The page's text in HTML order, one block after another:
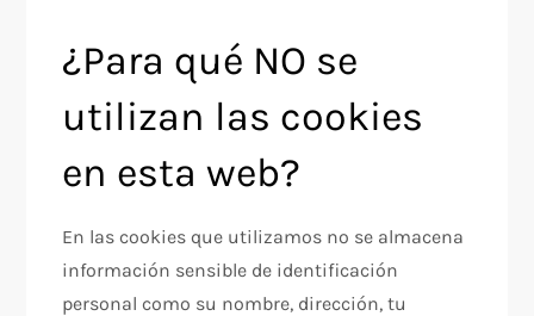
¿Para qué NO se
utilizan las cookies
en esta web?
En las cookies que utilizamos no se almacena
información sensible de identificación
personal como su nombre, dirección, tu